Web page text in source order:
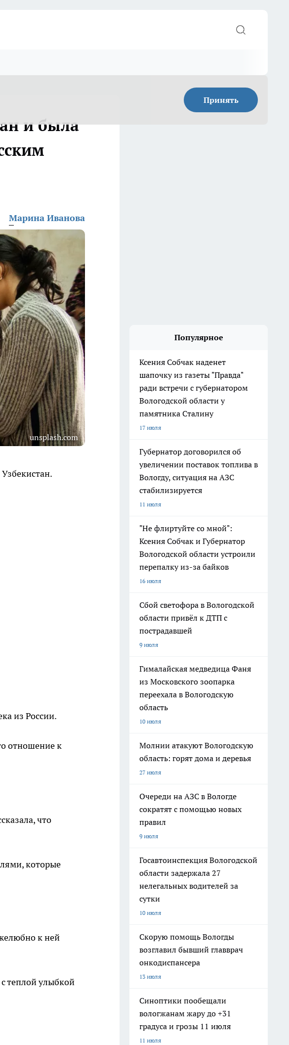
Принять
и была
Марина Иванова
unsplash.com
из России.
отношение к
что
которые
к ней
теплой улыбкой
Популярное
Ксения Собчак наденет
шапочку из газеты "Правда"
ради встречи с губернатором
Вологодской области у
памятника Сталину
17 июля
Губернатор договорился об
увеличении поставок топлива в
Вологду, ситуация на АЗС
стабилизируется
11 июля
"Не флиртуйте со мной":
Ксения Собчак и Губернатор
Вологодской области устроили
перепалку из-за байков
16 июля
Сбой светофора в Вологодской
области привёл к ДТП с
пострадавшей
9 июля
Гималайская медведица Фаня
из Московского зоопарка
переехала в Вологодскую
область
10 июля
Молнии атакуют Вологодскую
область: горят дома и деревья
27 июля
Очереди на АЗС в Вологде
сократят с помощью новых
правил
9 июля
Госавтоинспекция Вологодской
области задержала 27
нелегальных водителей за
сутки
10 июля
Скорую помощь Вологды
возглавил бывший главврач
онкодиспансера
13 июля
Синоптики пообещали
вологжанам жару до +31
градуса и грозы 11 июля
11 июля